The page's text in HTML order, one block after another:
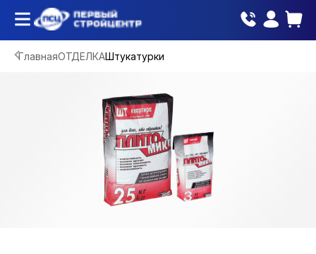
ГлавнаяОТДЕЛКАШтукатурки